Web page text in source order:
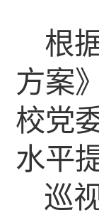
根
方案
校党
水平
巡